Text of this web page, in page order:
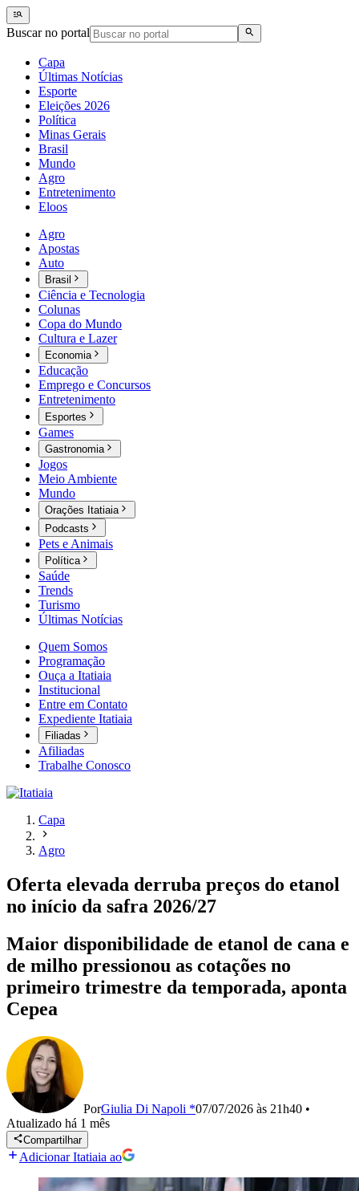
Buscar no portal
Capa
Últimas Notícias
Esporte
Eleições 2026
Política
Minas Gerais
Brasil
Mundo
Agro
Entretenimento
Eloos
Agro
Apostas
Auto
Brasil
Ciência e Tecnologia
Colunas
Copa do Mundo
Cultura e Lazer
Economia
Educação
Emprego e Concursos
Entretenimento
Esportes
Games
Gastronomia
Jogos
Meio Ambiente
Mundo
Orações Itatiaia
Podcasts
Pets e Animais
Política
Saúde
Trends
Turismo
Últimas Notícias
Quem Somos
Programação
Ouça a Itatiaia
Institucional
Entre em Contato
Expediente Itatiaia
Filiadas
Afiliadas
Trabalhe Conosco
Capa
Agro
Oferta elevada derruba preços do etanol
no início da safra 2026/27
Maior disponibilidade de etanol de cana e
de milho pressionou as cotações no
primeiro trimestre da temporada, aponta
Cepea
PorGiulia Di Napoli *07/07/2026 às 21h40 •
Atualizado há 1 mês
Compartilhar
Adicionar Itatiaia ao